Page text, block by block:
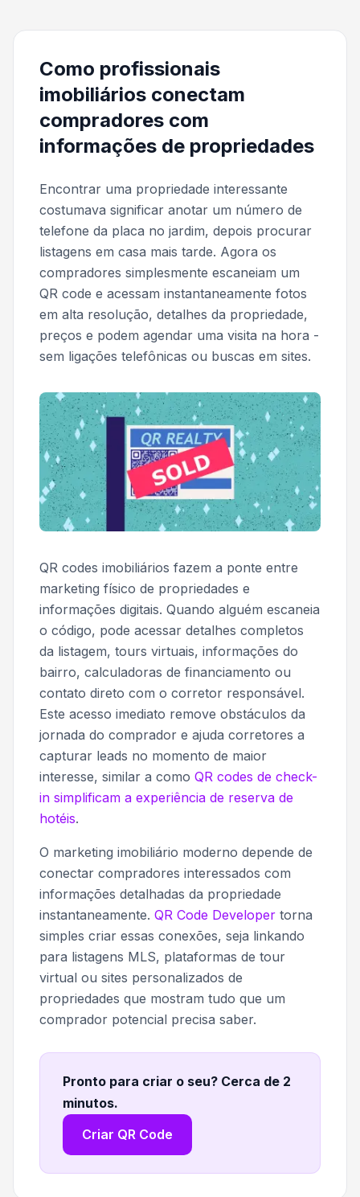
Como profissionais
imobiliários conectam
compradores com
informações de propriedades
Encontrar uma propriedade interessante
costumava significar anotar um número de
telefone da placa no jardim, depois procurar
listagens em casa mais tarde. Agora os
compradores simplesmente escaneiam um
QR code e acessam instantaneamente fotos
em alta resolução, detalhes da propriedade,
preços e podem agendar uma visita na hora -
sem ligações telefônicas ou buscas em sites.
QR codes imobiliários fazem a ponte entre
marketing físico de propriedades e
informações digitais. Quando alguém escaneia
o código, pode acessar detalhes completos
da listagem, tours virtuais, informações do
bairro, calculadoras de financiamento ou
contato direto com o corretor responsável.
Este acesso imediato remove obstáculos da
jornada do comprador e ajuda corretores a
capturar leads no momento de maior
interesse, similar a como QR codes de check-
in simplificam a experiência de reserva de
hotéis.
O marketing imobiliário moderno depende de
conectar compradores interessados com
informações detalhadas da propriedade
instantaneamente. QR Code Developer torna
simples criar essas conexões, seja linkando
para listagens MLS, plataformas de tour
virtual ou sites personalizados de
propriedades que mostram tudo que um
comprador potencial precisa saber.
Pronto para criar o seu? Cerca de 2
minutos.
Criar QR Code